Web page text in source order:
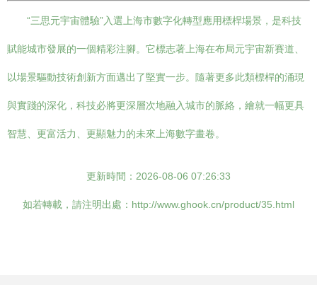
“三思元宇宙體驗”入選上海市數字化轉型應用標桿場景，是科技
賦能城市發展的一個精彩注腳。它標志著上海在布局元宇宙新賽道、
以場景驅動技術創新方面邁出了堅實一步。隨著更多此類標桿的涌現
與實踐的深化，科技必將更深層次地融入城市的脈絡，繪就一幅更具
智慧、更富活力、更顯魅力的未來上海數字畫卷。
更新時間：2026-08-06 07:26:33
如若轉載，請注明出處：http://www.ghook.cn/product/35.html